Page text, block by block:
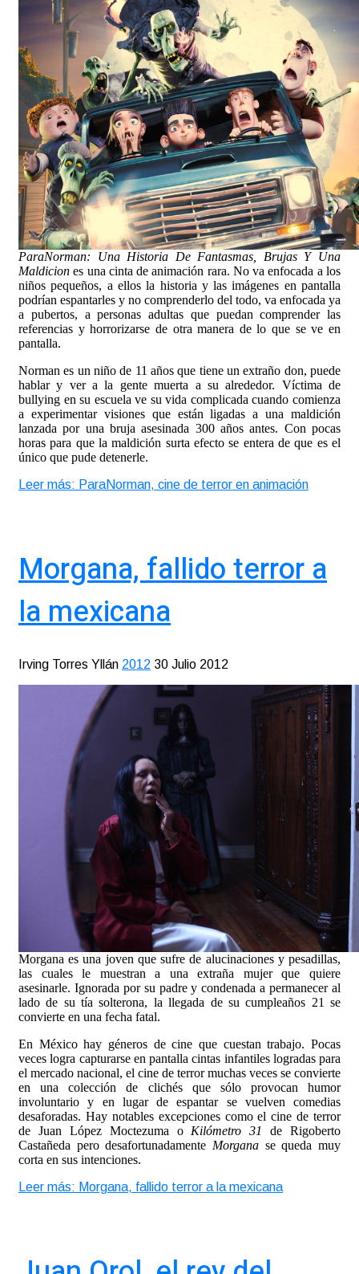
ParaNorman: Una Historia De Fantasmas, Brujas Y Una
Maldicion es una cinta de animación rara. No va enfocada a los
niños pequeños, a ellos la historia y las imágenes en pantalla
podrían espantarles y no comprenderlo del todo, va enfocada ya
a pubertos, a personas adultas que puedan comprender las
referencias y horrorizarse de otra manera de lo que se ve en
pantalla.
Norman es un niño de 11 años que tiene un extraño don, puede
hablar y ver a la gente muerta a su alrededor. Víctima de
bullying en su escuela ve su vida complicada cuando comienza
a experimentar visiones que están ligadas a una maldición
lanzada por una bruja asesinada 300 años antes. Con pocas
horas para que la maldición surta efecto se entera de que es el
único que pude detenerle.
Leer más: ParaNorman, cine de terror en animación
Morgana, fallido terror a
la mexicana
Irving Torres Yllán 2012 30 Julio 2012
Morgana es una joven que sufre de alucinaciones y pesadillas,
las cuales le muestran a una extraña mujer que quiere
asesinarle. Ignorada por su padre y condenada a permanecer al
lado de su tía solterona, la llegada de su cumpleaños 21 se
convierte en una fecha fatal.
En México hay géneros de cine que cuestan trabajo. Pocas
veces logra capturarse en pantalla cintas infantiles logradas para
el mercado nacional, el cine de terror muchas veces se convierte
en una colección de clichés que sólo provocan humor
involuntario y en lugar de espantar se vuelven comedias
desaforadas. Hay notables excepciones como el cine de terror
de Juan López Moctezuma o Kilómetro 31
de Rigoberto
Castañeda pero desafortunadamente Morgana se queda muy
corta en sus intenciones.
Leer más: Morgana, fallido terror a la mexicana